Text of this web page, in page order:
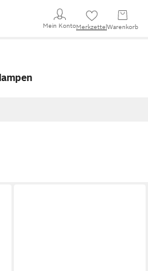
Mein KontoMerkzettel Warenkorb